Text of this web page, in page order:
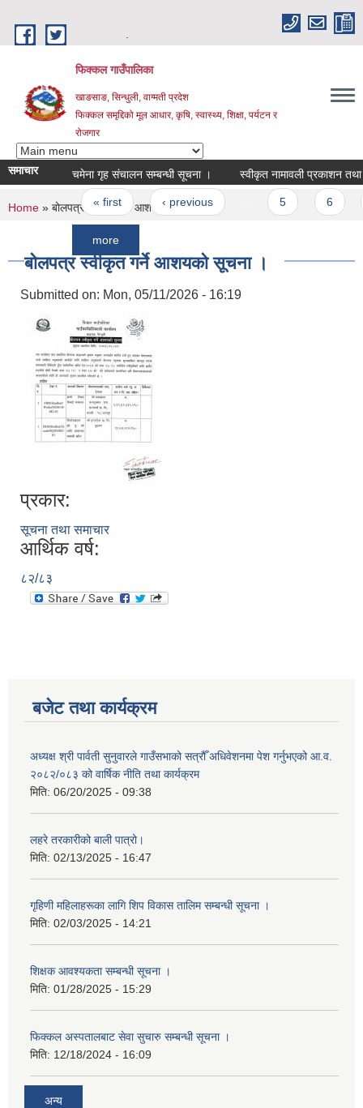
फिक्कल गाउँपालिका
खाङसाङ, सिन्धुली, वाग्मती प्रदेश
फिक्कल समृद्दिको मूल आधार, कृषि, स्वास्थ्य, शिक्षा, पर्यटन र
रोजगार
समाचार चमेना गृह संचालन सम्बन्धी सूचना । स्वीकृत नामावली प्रकाशन तथा
Pages
« first ‹ previous …
You are here
Home » बोलपत्र स्वीकृत गर्ने आशयको सूचना ।
बोलपत्र स्वीकृत गर्ने आशयको सूचना ।
Submitted on: Mon, 05/11/2026 - 16:19
प्रकार:
सूचना तथा समाचार
आर्थिक वर्ष:
८२/८३
बजेट तथा कार्यक्रम
अध्यक्ष श्री पार्वती सुनुवारले गाउँसभाको सत्रौँ अधिवेशनमा पेश गर्नुभएको आ.व.
२०८२/०८३ को वार्षिक नीति तथा कार्यक्रम
मिति: 06/20/2025 - 09:38
लहरे तरकारीको बाली पात्रो।
मिति: 02/13/2025 - 16:47
गृहिणी महिलाहरूका लागि शिप विकास तालिम सम्बन्धी सूचना ‌।
मिति: 02/03/2025 - 14:21
शिक्षक आवश्यकता सम्बन्धी सूचना ।
मिति: 01/28/2025 - 15:29
फिक्कल अस्पतालबाट सेवा सुचारु सम्बन्धी सूचना ।
मिति: 12/18/2024 - 16:09
अन्य